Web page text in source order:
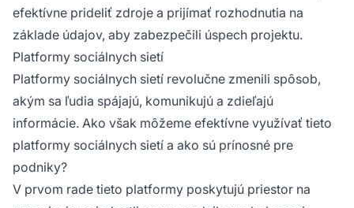
efektívne prideliť zdroje a prijímať rozhodnutia na
základe údajov, aby zabezpečili úspech projektu.
Platformy sociálnych sietí
Platformy sociálnych sietí revolučne zmenili spôsob,
akým sa ľudia spájajú, komunikujú a zdieľajú
informácie. Ako však môžeme efektívne využívať tieto
platformy sociálnych sietí a ako sú prínosné pre
podniky?
V prvom rade tieto platformy poskytujú priestor na